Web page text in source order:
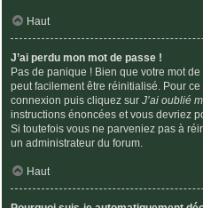
Haut
J’ai perdu mon mot de passe !
Pas de panique ! Bien que votre mot
peut facilement être réinitialisé. Pour
connexion puis cliquez sur J’ai oublié
instructions énoncées et vous devriez
Si toutefois vous ne parveniez pas à
un administrateur du forum.
Haut